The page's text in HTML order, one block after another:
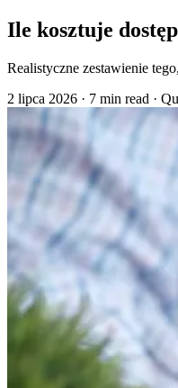
Ile kosztuje
Realistyczne zestawienie
2 lipca 2026 · 7 min read ·